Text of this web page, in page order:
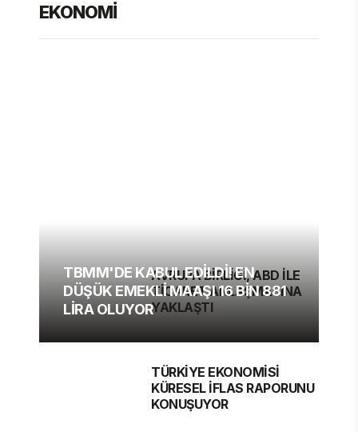
EKONOMİ
TBMM'DE KABUL EDİLDİ! EN
DÜŞÜK EMEKLİ MAAŞI 16 BİN 881
LİRA OLUYOR
AVRUPA BİRLİĞİ, ABD İLE
TİCARET ANLAŞMASINA
YAKLAŞTI
TÜRKİYE EKONOMİSİ
KÜRESEL İFLAS RAPORUNU
KONUŞUYOR